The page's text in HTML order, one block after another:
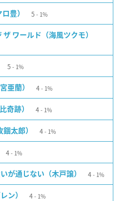
豊） 5 1%
ワールド（海風ツクモ）
5 1%
亜蘭） 4 1%
奇跡） 4 1%
太郎） 4 1%
4 1%
が通じない（木戸譲） 4 1%
ン） 4 1%